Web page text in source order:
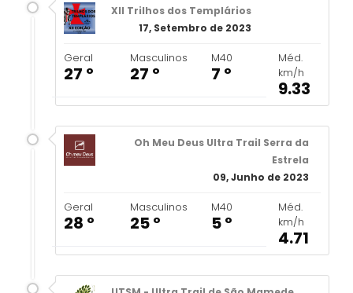
XII Trilhos dos Templários
17, Setembro de 2023
Geral
27 º
Masculinos
27 º
M40
7 º
Méd.
km/h
9.33
Oh Meu Deus Ultra Trail Serra da
Estrela
09, Junho de 2023
Geral
28 º
Masculinos
25 º
M40
5 º
Méd.
km/h
4.71